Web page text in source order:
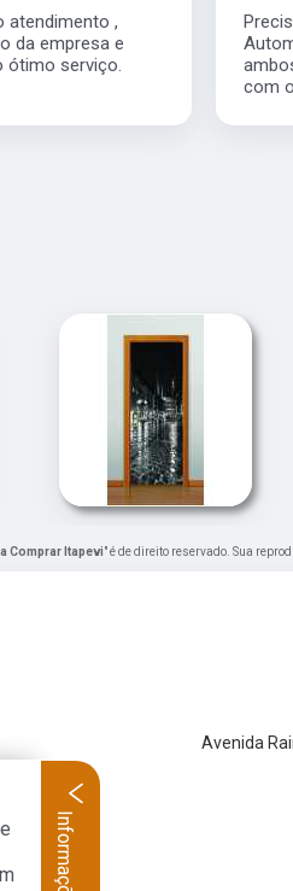
atendimento ,
da empresa e
ótimo serviço.
com
Comprar Itapevi" é de direito reservado. Sua
Avenida
Informações